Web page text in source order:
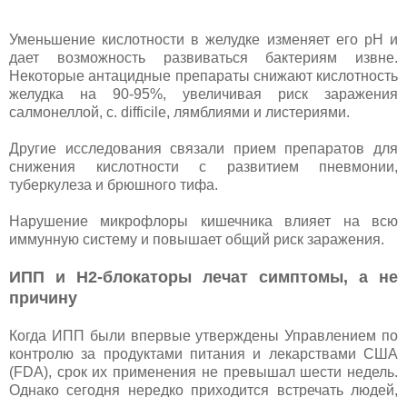
Уменьшение кислотности в желудке изменяет его pH и
дает возможность развиваться бактериям извне.
Некоторые антацидные препараты снижают кислотность
желудка на 90-95%, увеличивая риск заражения
салмонеллой, c. difficile, лямблиями и листериями.
Другие исследования связали прием препаратов для
снижения кислотности с развитием пневмонии,
туберкулеза и брюшного тифа.
Нарушение микрофлоры кишечника влияет на всю
иммунную систему и повышает общий риск заражения.
ИПП и Н2-блокаторы лечат симптомы, а не
причину
Когда ИПП были впервые утверждены Управлением по
контролю за продуктами питания и лекарствами США
(FDA), срок их применения не превышал шести недель.
Однако сегодня нередко приходится встречать людей,